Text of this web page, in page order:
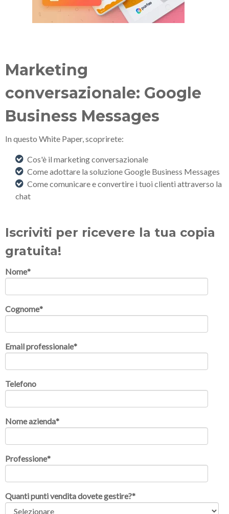
Marketing
conversazionale: Google
Business Messages
In questo White Paper, scoprirete:
Cos'è il marketing conversazionale
Come adottare la soluzione Google Business Messages
Come comunicare e convertire i tuoi clienti attraverso la
chat
Iscriviti per ricevere la tua copia
gratuita!
Nome*
Cognome*
Email professionale*
Telefono
Nome azienda*
Professione*
Quanti punti vendita dovete gestire?*